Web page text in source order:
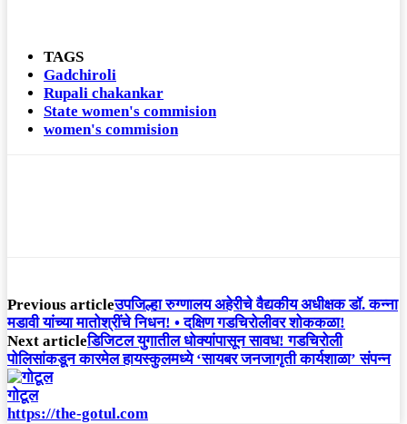
TAGS
Gadchiroli
Rupali chakankar
State women's commision
women's commision
Previous articleउपजिल्हा रुग्णालय अहेरीचे वैद्यकीय अधीक्षक डॉ. कन्ना
मडावी यांच्या मातोश्रींचे निधन! • दक्षिण गडचिरोलीवर शोककळा!
Next articleडिजिटल युगातील धोक्यांपासून सावध! गडचिरोली
पोलिसांकडून कारमेल हायस्कुलमध्ये ‘सायबर जनजागृती कार्यशाळा’ संपन्न
गोटूल
https://the-gotul.com